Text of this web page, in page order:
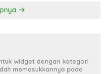
widget dengan kategori
memasukkannya pada